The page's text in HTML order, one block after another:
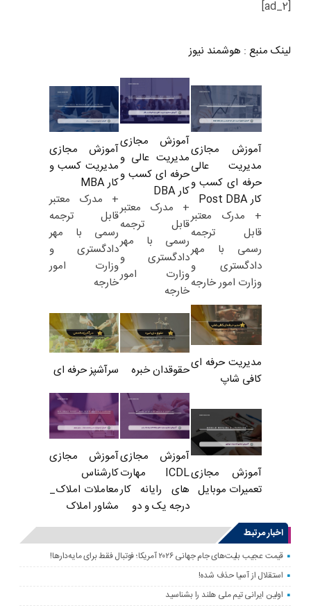
[ad_2]
لینک منبع : هوشمند نیوز
آموزش مجازی
مدیریت عالی
حرفه ای کسب و
کار Post DBA
+ مدرک معتبر
قابل ترجمه
رسمی با مهر
دادگستری و
وزارت امور خارجه
آموزش مجازی
مدیریت عالی و
حرفه ای کسب و
کار DBA
+ مدرک معتبر
قابل ترجمه
رسمی با مهر
دادگستری و
وزارت امور
خارجه
آموزش مجازی
مدیریت کسب و
کار MBA
+ مدرک معتبر
قابل ترجمه
رسمی با مهر
دادگستری و
وزارت امور
خارجه
مدیریت حرفه ای
کافی شاپ
حقوقدان خبره سرآشپز حرفه ای
آموزش مجازی
تعمیرات موبایل
آموزش مجازی
ICDL مهارت
های رایانه کار
درجه یک و دو
آموزش مجازی
کارشناس
معاملات املاک_
مشاور املاک
اخبار مرتبط
قیمت عجیب بلیت‌های جام جهانی ۲۰۲۶ آمریکا؛ فوتبال فقط برای مایه‌دارها!
استقلال از آسیا حذف شده!
اولین ایرانی تیم ملی هلند را بشناسید